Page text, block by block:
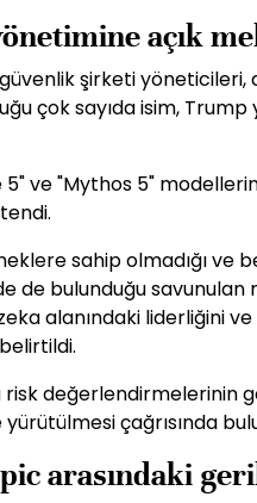
açık
şirketi yöneticileri,
çok sayıda isim,
ve "Mythos 5"
sahip olmadığı ve
de bulunduğu savunulan
alanındaki liderliğini
değerlendirmelerinin
çağrısında
arasındaki